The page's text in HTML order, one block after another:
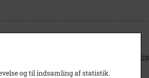
Toftevej 19, "Nyvang", Fredensborg. 1928
og til indsamling af statistik.